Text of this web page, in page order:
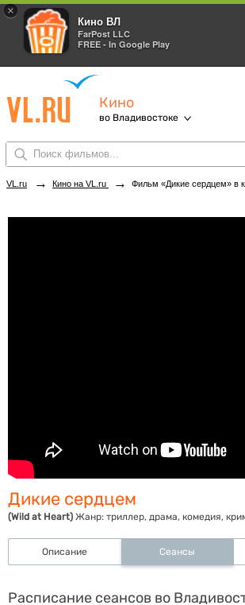
×
Кино ВЛ
FarPost LLC
FREE - In Google Play
Кино
во Владивостоке
VL.ru → Кино на VL.ru → Фильм «Дикие сердцем» в
Дикие сердцем
(Wild at Heart) Жанр: триллер, драма, комедия,
Описание Сеансы
Расписание сеансов во